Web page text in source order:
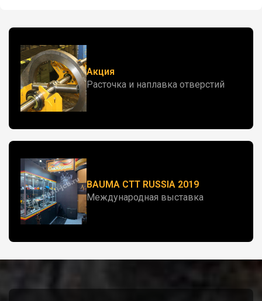
Акция
Расточка и наплавка отверстий
BAUMA CTT RUSSIA 2019
Международная выставка